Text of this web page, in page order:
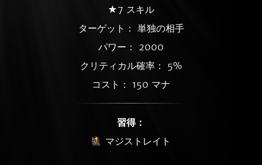
★7 スキル
ターゲット： 単独の相手
パワー： 2000
クリティカル確率： 5%
コスト： 150 マナ
習得：
マジストレイト